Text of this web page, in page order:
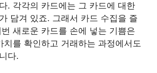
. 각각의 카드에는 그 카드에 대한
담겨 있죠. 그래서 카드 수집을 즐
새로운 카드를 손에 넣는 기쁨은
치를 확인하고 거래하는 과정에서도
다.